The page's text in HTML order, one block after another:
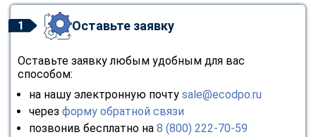
1 Оставьте заявку
Оставьте заявку любым удобным для вас
способом:
на нашу электронную почту sale@ecodpo.ru
через форму обратной связи
позвонив бесплатно на 8 (800) 222-70-59